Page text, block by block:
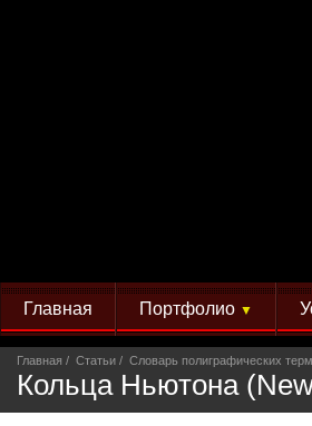
Главная Портфолио ▼
Главная Статьи Словарь полиграфических
Кольца Ньютона